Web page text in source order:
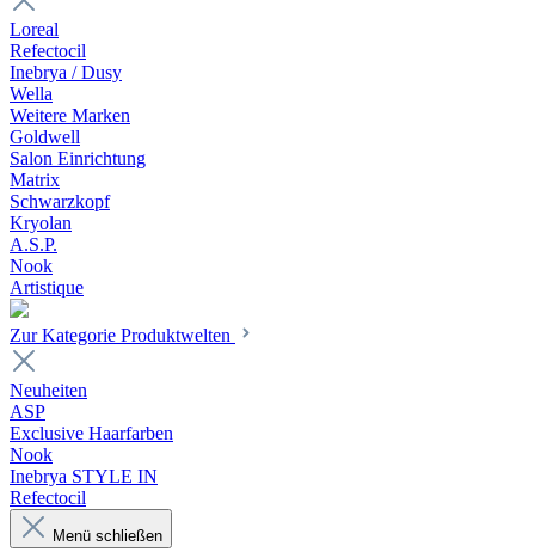
Loreal
Refectocil
Inebrya / Dusy
Wella
Weitere Marken
Goldwell
Salon Einrichtung
Matrix
Schwarzkopf
Kryolan
A.S.P.
Nook
Artistique
Zur Kategorie Produktwelten
Neuheiten
ASP
Exclusive Haarfarben
Nook
Inebrya STYLE IN
Refectocil
Menü schließen